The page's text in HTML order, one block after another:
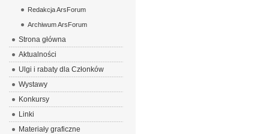
Redakcja ArsForum
Archiwum ArsForum
Strona główna
Aktualności
Ulgi i rabaty dla Członków
Wystawy
Konkursy
Linki
Materiały graficzne